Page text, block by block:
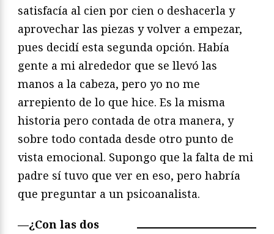
satisfacía al cien por cien o deshacerla y
aprovechar las piezas y volver a empezar,
pues decidí esta segunda opción. Había
gente a mi alrededor que se llevó las
manos a la cabeza, pero yo no me
arrepiento de lo que hice. Es la misma
historia pero contada de otra manera, y
sobre todo contada desde otro punto de
vista emocional. Supongo que la falta de mi
padre sí tuvo que ver en eso, pero habría
que preguntar a un psicoanalista.
—¿Con las dos